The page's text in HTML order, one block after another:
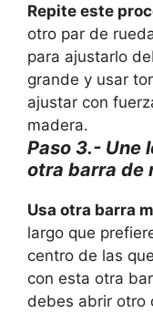
Repite este
otro par de
para ajustarlo
grande y usar
ajustar con
madera.
Paso 3.- Une
otra barra de
Usa otra barra
largo que
centro de las
con esta otra
debes abrir otro